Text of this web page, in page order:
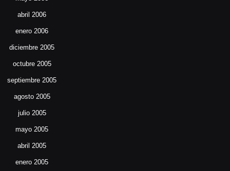
abril 2006
enero 2006
diciembre 2005
octubre 2005
septiembre 2005
agosto 2005
julio 2005
mayo 2005
abril 2005
enero 2005